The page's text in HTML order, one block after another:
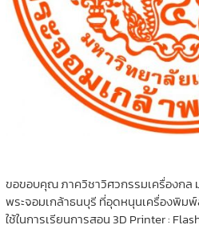
ขอขอบคุณ ภาควิชาวิศวกรรมเครื่องกล
พระจอมเกล้าธนบุรี ที่อุดหนุนเครื่องพิม
ใช้ในการเรียนการสอน 3D Printer :